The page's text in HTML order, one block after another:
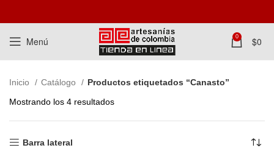
Menú 0 $0
Inicio Catálogo
Productos etiquetados “Canasto”
Mostrando los 4 resultados
Barra lateral